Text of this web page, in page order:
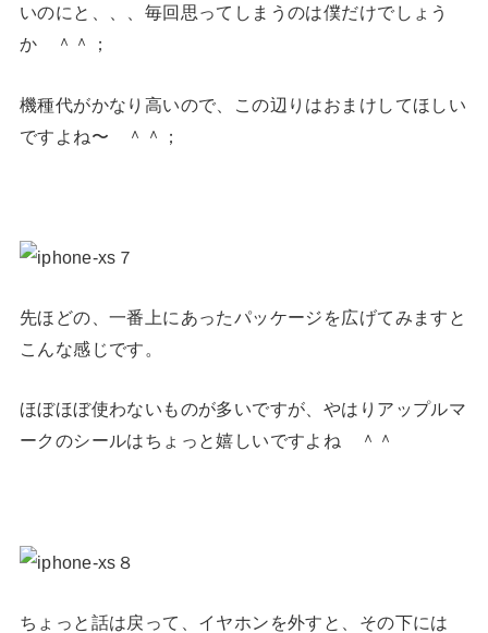
いのにと、、、毎回思ってしまうのは僕だけでしょう
か ＾＾；
機種代がかなり高いので、この辺りはおまけしてほしい
ですよね〜 ＾＾；
先ほどの、一番上にあったパッケージを広げてみますと
こんな感じです。
ほぼほぼ使わないものが多いですが、やはりアップルマ
ークのシールはちょっと嬉しいですよね ＾＾
ちょっと話は戻って、イヤホンを外すと、その下には